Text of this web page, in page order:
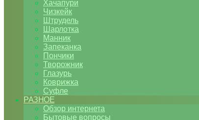
Хачапури
Чизкейк
Штрудель
Шарлотка
Манник
Запеканка
Пончики
Творожник
Глазурь
Коврижка
Суфле
РАЗНОЕ
Обзор интернета
Бытовые вопросы